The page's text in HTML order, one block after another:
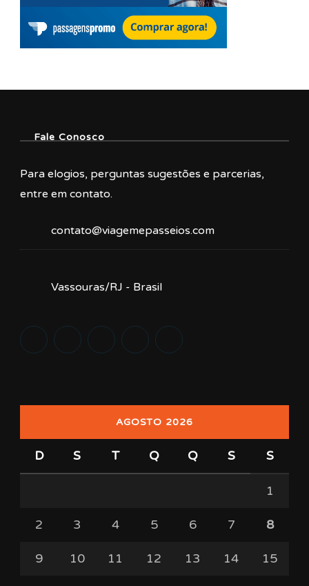
Fale Conosco
Para elogios, perguntas sugestões e parcerias,
entre em contato.
contato@viagemepasseios.com
Vassouras/RJ - Brasil
AGOSTO 2026
D S T Q Q S S
1
2 3 4 5 6 7 8
9 10 11 12 13 14 15